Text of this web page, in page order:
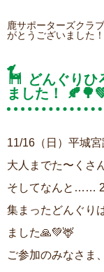
鹿サポーターズクラブ
がとうございました
どんぐりひ
ました！
11/16（日）平城
大人までた〜くさ
そしてなんと……
集まったどんぐり
ました🙏💚🦌
ご参加のみなさま
お知らせ
鹿サポーターズ
入会のお申し込み
奈良公園のシカ
プライバシーポ
リンク集
サイトマップ